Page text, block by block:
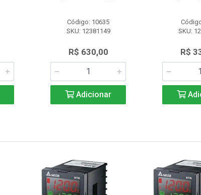
Código: 10635
SKU: 12381149
R$ 630,00
Adicionar
SKU:
R$